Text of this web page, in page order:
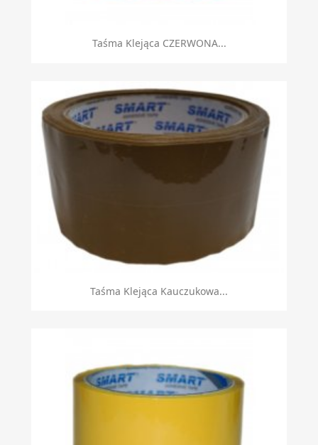
Taśma Klejąca CZERWONA...
Taśma Klejąca Kauczukowa...